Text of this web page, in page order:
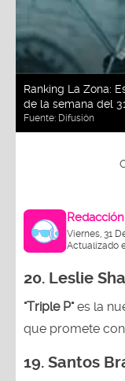
Ranking La Zona:
de la semana del
Fuente: Difusión
Viernes, 31
Actualizado
20. Leslie
"Triple P"es la
que promete
19. Santos